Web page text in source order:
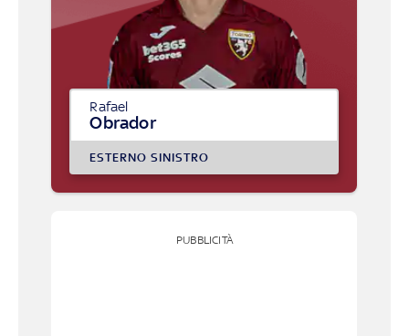
Rafael
Obrador
ESTERNO SINISTRO
PUBBLICITÀ